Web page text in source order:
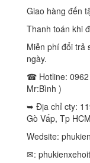
Giao hàng đến
Thanh toán khi
Miễn phí đổi trả
ngày.
☎ Hotline: 0962
Mr:Bình )
➥ Địa chỉ cty:
Gò Vấp, Tp
Wedsite:
✉: